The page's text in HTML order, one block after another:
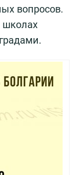
вопросов.
школах